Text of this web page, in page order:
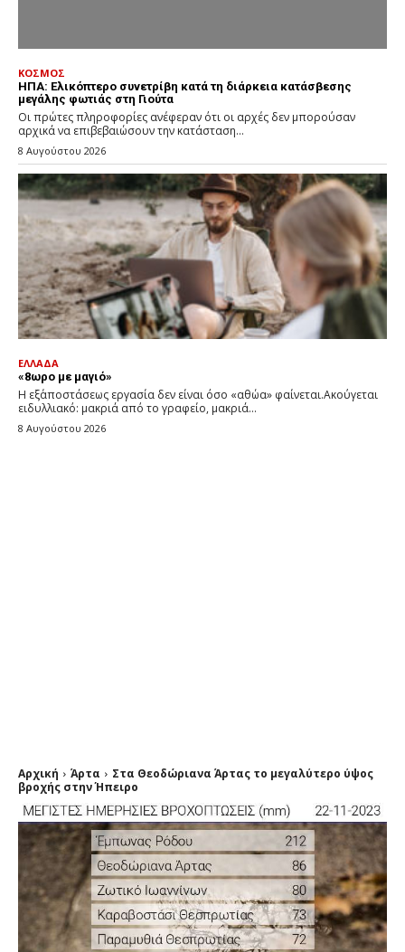
ΚΟΣΜΟΣ
ΗΠΑ: Ελικόπτερο συνετρίβη κατά τη διάρκεια κατάσβεσης
μεγάλης φωτιάς στη Γιούτα
Οι πρώτες πληροφορίες ανέφεραν ότι οι αρχές δεν μπορούσαν
αρχικά να επιβεβαιώσουν την κατάσταση...
8 Αυγούστου 2026
ΕΛΛΑΔΑ
«8ωρο με μαγιό»
Η εξ΄αποστάσεως εργασία δεν είναι όσο «αθώα» φαίνεται.Ακούγεται
ειδυλλιακό: μακριά από το γραφείο, μακριά...
8 Αυγούστου 2026